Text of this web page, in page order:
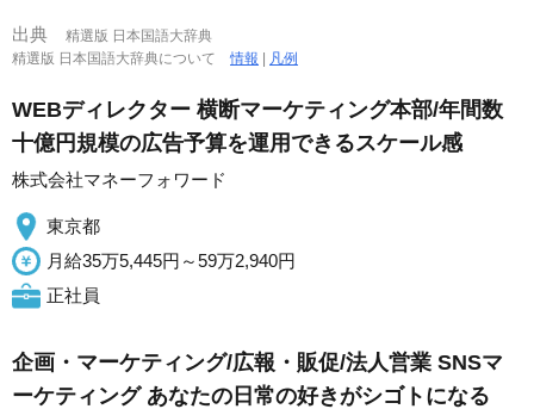
出典
精選版 日本国語大辞典
精選版 日本国語大辞典について情報 | 凡例
WEBディレクター 横断マーケティング本部/年間数
十億円規模の広告予算を運用できるスケール感
株式会社マネーフォワード
東京都
月給35万5,445円～59万2,940円
正社員
企画・マーケティング/広報・販促/法人営業 SNSマ
ーケティング あなたの日常の好きがシゴトになる